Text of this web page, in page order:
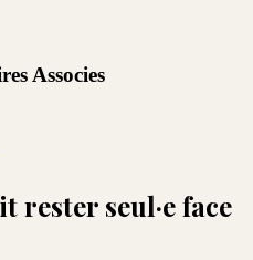
Associes
rester seul·e face